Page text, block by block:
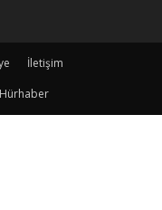
İletişim